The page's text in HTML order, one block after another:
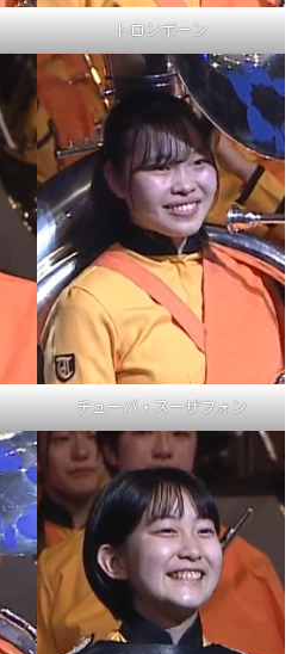
トロンボーン
チューバ・スーザフォン